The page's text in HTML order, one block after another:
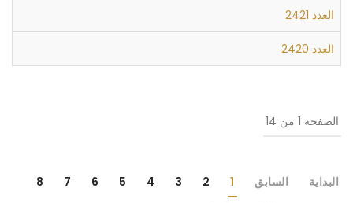
العدد 2421
العدد 2420
الصفحة 1 من 14
البداية السابق 1
2
3
4
5
6
7
8